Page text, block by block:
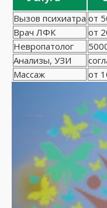
Вызов психиатра от
Врач ЛФК
от
Невропатолог
Анализы, УЗИ
Массаж
от